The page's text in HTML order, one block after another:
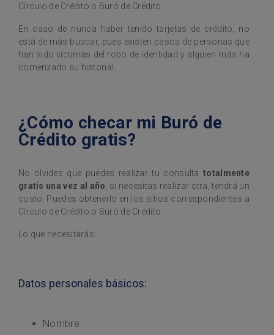
Círculo de Crédito o Buró de Crédito.
En caso de nunca haber tenido tarjetas de crédito, no
está de más buscar, pues existen casos de personas que
han sido víctimas del robo de identidad y alguien más ha
comenzado su historial.
¿Cómo checar mi Buró de
Crédito gratis?
No olvides que puedes realizar tu consultatotalmente
gratis una vez al año , si necesitas realizar otra, tendrá un
costo. Puedes obtenerlo en los sitios correspondientes a
Círculo de Crédito o Buró de Crédito
Lo que necesitarás:
Datos personales básicos:
Nombre